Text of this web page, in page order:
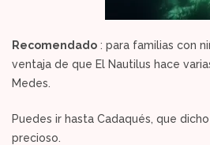
Recomendado : para familias con
ventaja de que El Nautilus hace
Medes.
Puedes ir hasta Cadaqués, que
precioso.